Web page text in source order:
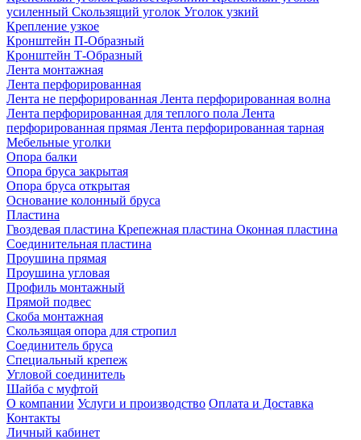
усиленный Скользящий уголок Уголок узкий
Крепление узкое
Кронштейн П-Образный
Кронштейн Т-Образный
Лента монтажная
Лента перфорированная
Лента не перфорированная Лента перфорированная волна
Лента перфорированная для теплого пола Лента
перфорированная прямая Лента перфорированная тарная
Мебельные уголки
Опора балки
Опора бруса закрытая
Опора бруса открытая
Основание колонный бруса
Пластина
Гвоздевая пластина Крепежная пластина Оконная пластина
Соединительная пластина
Проушина прямая
Проушина угловая
Профиль монтажный
Прямой подвес
Скоба монтажная
Скользящая опора для стропил
Соединитель бруса
Специальный крепеж
Угловой соединитель
Шайба с муфтой
О компании Услуги и производство Оплата и Доставка
Контакты
Личный кабинет